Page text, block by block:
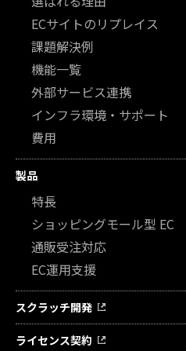
ECサイトのリプレイス
課題解決例
機能一覧
外部サービス連携
インフラ環境・サポート
費用
製品
特長
ショッピングモール型 EC
通販受注対応
EC運用支援
スクラッチ開発
ライセンス契約